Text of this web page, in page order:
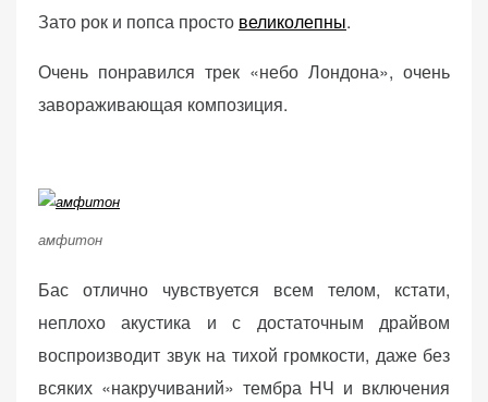
Зато рок и попса просто великолепны.
Очень понравился трек «небо Лондона», очень
завораживающая композиция.
амфитон
Бас отлично чувствуется всем телом, кстати,
неплохо акустика и с достаточным драйвом
воспроизводит звук на тихой громкости, даже без
всяких «накручиваний» тембра НЧ и включения